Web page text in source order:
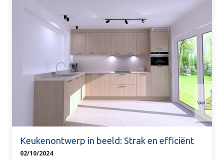
Keukenontwerp in beeld: Strak en efficiënt
02/10/2024